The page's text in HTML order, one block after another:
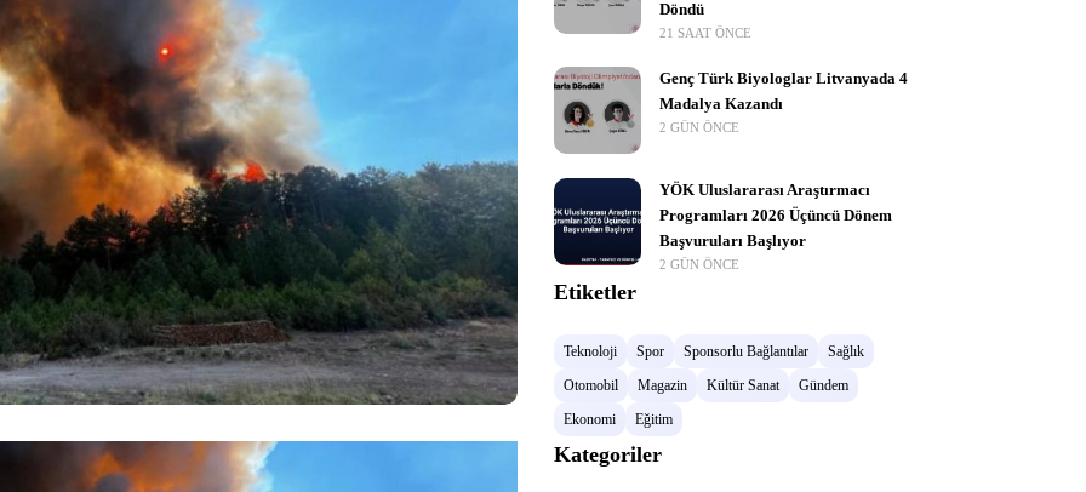
Döndü
21 SAAT ÖNCE
Genç Türk Biyologlar Litvanyada 4
Madalya Kazandı
2 GÜN ÖNCE
YÖK Uluslararası Araştırmacı
Programları 2026 Üçüncü Dönem
Başvuruları Başlıyor
2 GÜN ÖNCE
Etiketler
Teknoloji Spor Sponsorlu Bağlantılar
Sağlık
Otomobil
Magazin Kültür Sanat
Gündem
Ekonomi
Eğitim
Kategoriler